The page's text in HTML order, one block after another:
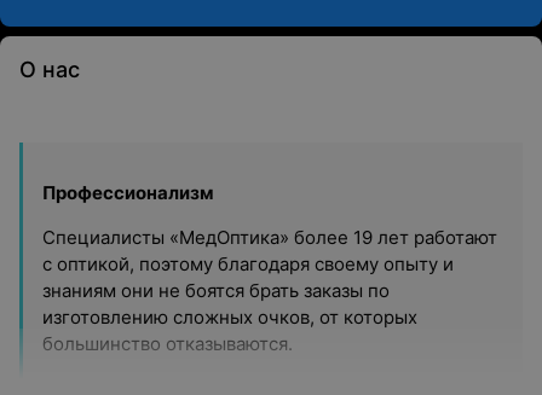
О нас
Профессионализм
Специалисты «МедОптика» более 19 лет работают
с оптикой, поэтому благодаря своему опыту и
знаниям они не боятся брать заказы по
изготовлению сложных очков, от которых
большинство отказываются.